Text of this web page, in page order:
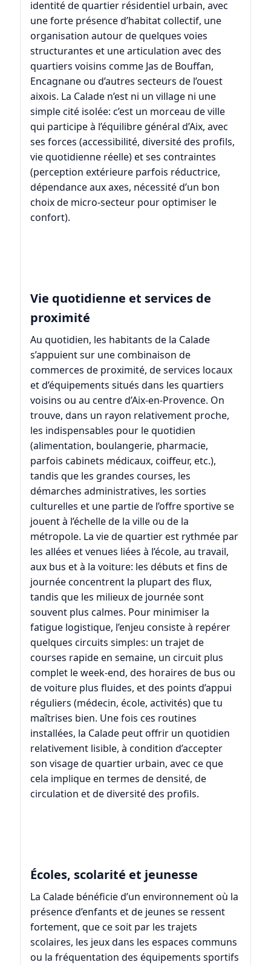
identité de quartier résidentiel urbain, avec
une forte présence d’habitat collectif, une
organisation autour de quelques voies
structurantes et une articulation avec des
quartiers voisins comme Jas de Bouffan,
Encagnaneou d’autres secteurs de l’ouest
aixois. La Calade n’est ni un village ni une
simple cité isolée: c’est un morceau de ville
qui participe à l’équilibre général d’Aix, avec
ses forces (accessibilité, diversité des profils,
vie quotidienne réelle) et ses contraintes
(perception extérieure parfois réductrice,
dépendance aux axes, nécessité d’un bon
choix de micro-secteur pour optimiser le
confort).
Vie quotidienne et services de
proximité
Au quotidien, les habitants de la Calade
s’appuient sur une combinaison de
commerces de proximité, de services locaux
et d’équipements situés dans les quartiers
voisins ou au centre d’Aix-en-Provence. On
trouve, dans un rayon relativement proche,
les indispensables pour le quotidien
(alimentation, boulangerie, pharmacie,
parfois cabinets médicaux, coiffeur, etc.),
tandis que les grandes courses, les
démarches administratives, les sorties
culturelles et une partie de l’offre sportive se
jouent à l’échelle de la ville ou de la
métropole. La vie de quartier est rythmée par
les allées et venues liées à l’école, au travail,
aux bus et à la voiture: les débuts et fins de
journée concentrent la plupart des flux,
tandis que les milieux de journée sont
souvent plus calmes. Pour minimiser la
fatigue logistique, l’enjeu consiste à repérer
quelques circuits simples: un trajet de
courses rapide en semaine, un circuit plus
complet le week-end, des horaires de bus ou
de voiture plus fluides, et des points d’appui
réguliers (médecin, école, activités) que tu
maîtrises bien. Une fois ces routines
installées, la Calade peut offrir un quotidien
relativement lisible, à condition d’accepter
son visage de quartier urbain, avec ce que
cela implique en termes de densité, de
circulation et de diversité des profils.
Écoles, scolarité et jeunesse
La Calade bénéficie d’un environnement où la
présence d’enfants et de jeunes se ressent
fortement, que ce soit par les trajets
scolaires, les jeux dans les espaces communs
ou la fréquentation des équipements sportifs